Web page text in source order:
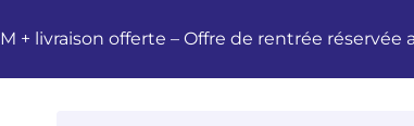
+ livraison offerte – Offre de rentrée